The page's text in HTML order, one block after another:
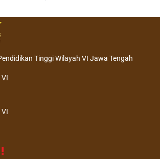
Tinggi Wilayah VI Jawa Tengah